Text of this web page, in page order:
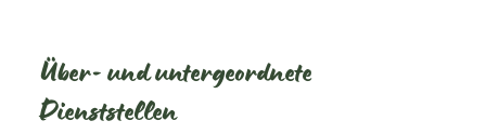
Über- und untergeordnete
Dienststellen